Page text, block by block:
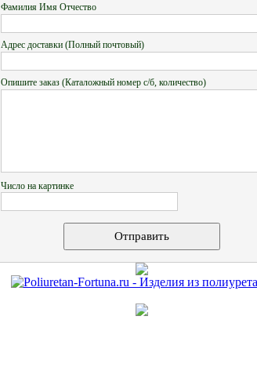
Фамилия Имя Отчество
Адрес доставки (Полный почтовый)
Опишите заказ (Каталожный номер с/б, количество)
Число на картинке